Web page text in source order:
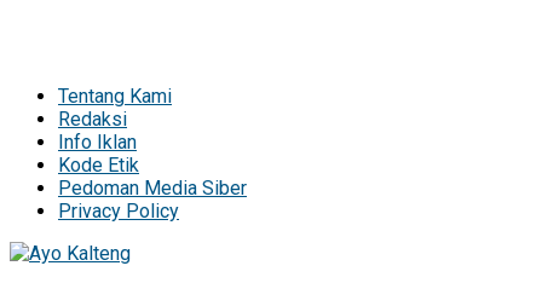
Tentang Kami
Redaksi
Info Iklan
Kode Etik
Pedoman Media Siber
Privacy Policy